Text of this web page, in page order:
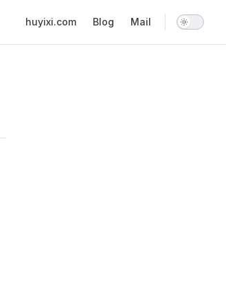
huyixi.com Blog Mail